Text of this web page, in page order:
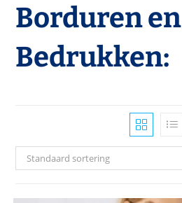
Borduren en
Bedrukken:
Standaard sortering